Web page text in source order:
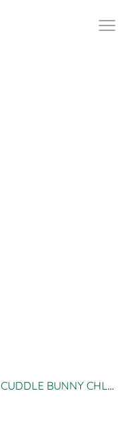
CUDDLE BUNNY CHLOÉ (PATRÓN EN ESPAÑOL)